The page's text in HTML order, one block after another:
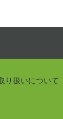
り扱いについて